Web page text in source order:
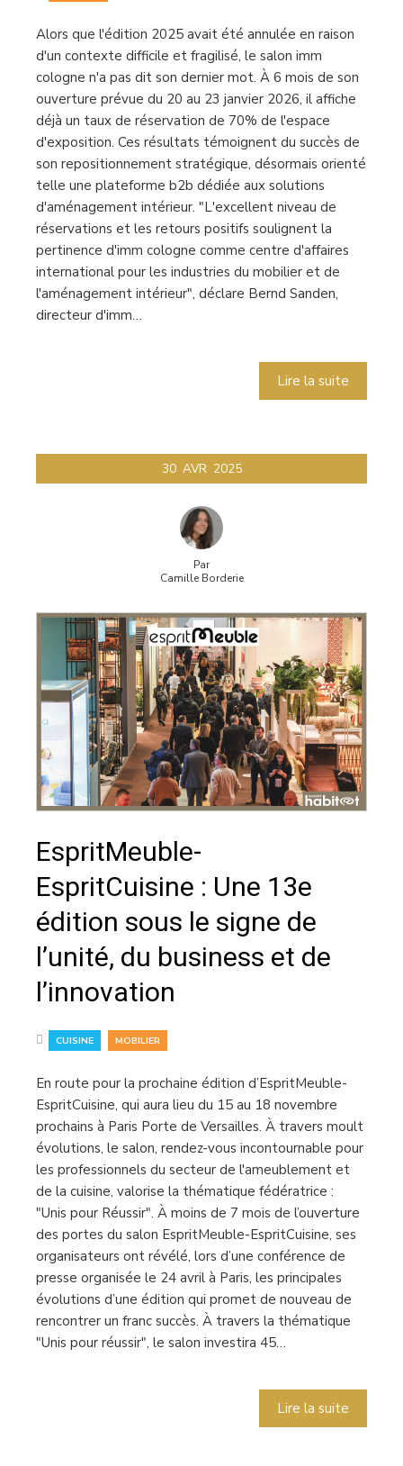
Alors que l'édition 2025 avait été annulée en raison
d'un contexte difficile et fragilisé, le salon imm
cologne n'a pas dit son dernier mot. À 6 mois de son
ouverture prévue du 20 au 23 janvier 2026, il affiche
déjà un taux de réservation de 70% de l'espace
d'exposition. Ces résultats témoignent du succès de
son repositionnement stratégique, désormais orienté
telle une plateforme b2b dédiée aux solutions
d'aménagement intérieur. "L'excellent niveau de
réservations et les retours positifs soulignent la
pertinence d'imm cologne comme centre d'affaires
international pour les industries du mobilier et de
l'aménagement intérieur", déclare Bernd Sanden,
directeur d'imm…
Lire la suite
30 AVR 2025
Par
Camille Borderie
EspritMeuble-
EspritCuisine : Une 13e
édition sous le signe de
l’unité, du business et de
l’innovation
CUISINE MOBILIER
En route pour la prochaine édition d’EspritMeuble-
EspritCuisine, qui aura lieu du 15 au 18 novembre
prochains à Paris Porte de Versailles. À travers moult
évolutions, le salon, rendez-vous incontournable pour
les professionnels du secteur de l'ameublement et
de la cuisine, valorise la thématique fédératrice :
"Unis pour Réussir". À moins de 7 mois de l’ouverture
des portes du salon EspritMeuble-EspritCuisine, ses
organisateurs ont révélé, lors d’une conférence de
presse organisée le 24 avril à Paris, les principales
évolutions d’une édition qui promet de nouveau de
rencontrer un franc succès. À travers la thématique
"Unis pour réussir", le salon investira 45…
Lire la suite